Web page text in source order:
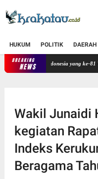
HUKUM POLITIK DAERAH
BREAKING
NEWS
Republik Indonesia yang ke-81
Wakil Junaidi
kegiatan
Indeks
Beragama